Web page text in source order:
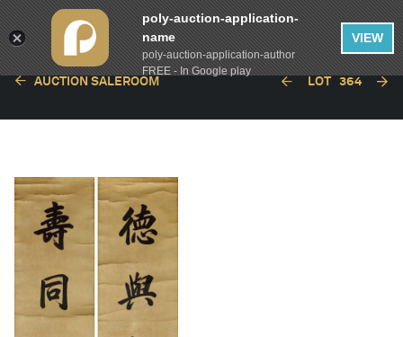
AUCTION SALEROOM LOT 364
poly-auction-application-
name
poly-auction-application-author
FREE - In Google play
VIEW